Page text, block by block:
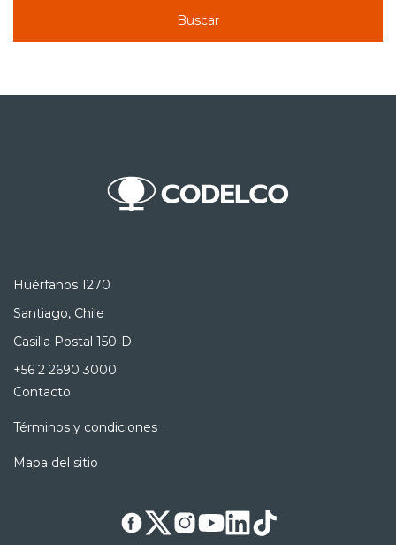
Buscar
Huérfanos 1270
Santiago, Chile
Casilla Postal 150-D
+56 2 2690 3000
Contacto
Términos y condiciones
Mapa del sitio